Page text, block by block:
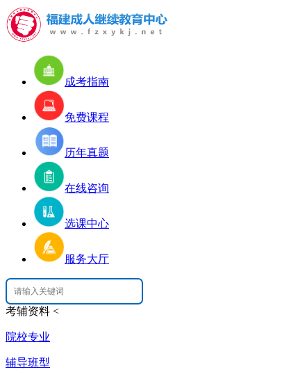
成考指南
免费课程
历年真题
在线咨询
选课中心
服务大厅
考辅资料 <
院校专业
辅导班型